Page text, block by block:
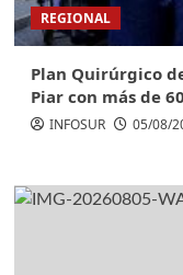
REGIONAL
Plan Quirúrgico
Piar con más de
INFOSUR 05/08/